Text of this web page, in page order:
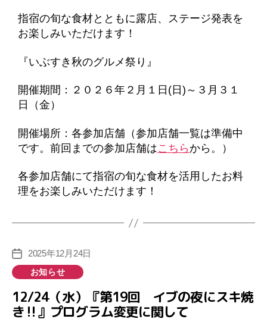
指宿の旬な食材とともに露店、ステージ発表を
お楽しみいただけます！
『いぶすき秋のグルメ祭り』
開催期間：２０２６年２月１日(日)～３月３１
日（金）
開催場所：各参加店舗（参加店舗一覧は準備中
です。前回までの参加店舗はこちらから。）
各参加店舗にて指宿の旬な食材を活用したお料
理をお楽しみいただけます！
投
稿
日
2025年12月24日
ゴ
リ
お知らせ
12/24（水）『第19回 イブの夜にスキ焼
き‼』プログラム変更に関して